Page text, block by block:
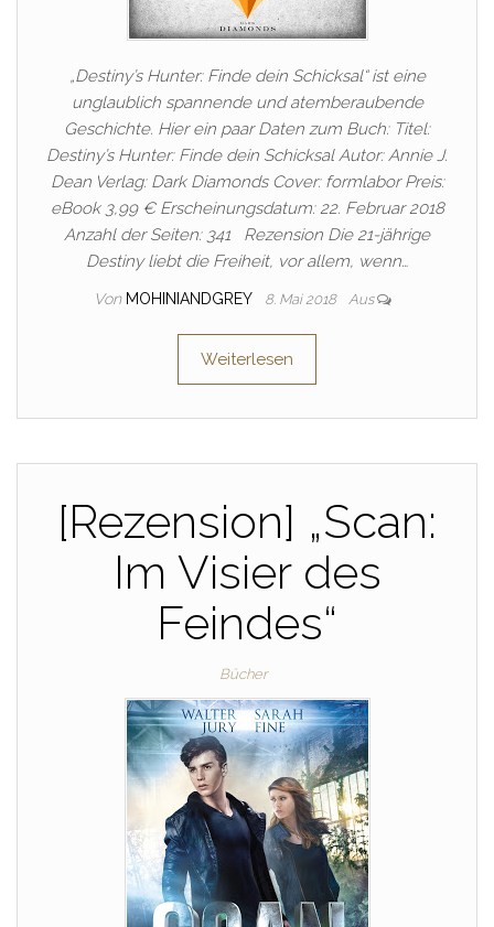
„Destiny’s Hunter: Finde dein Schicksal“ ist eine
unglaublich spannende und atemberaubende
Geschichte. Hier ein paar Daten zum Buch: Titel:
Destiny’s Hunter: Finde dein Schicksal Autor: Annie J.
Dean Verlag: Dark Diamonds Cover: formlabor Preis:
eBook 3,99 € Erscheinungsdatum: 22. Februar 2018
Anzahl der Seiten: 341 Rezension Die 21-jährige
Destiny liebt die Freiheit, vor allem, wenn…
Von MOHINIANDGREY 8. Mai 2018 Aus
Weiterlesen
[Rezension] „Scan:
Im Visier des
Feindes“
Bücher